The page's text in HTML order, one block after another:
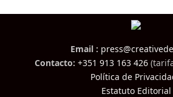
Email :
Contacto: +351 913 163 426
Política de
Estatuto Editorial